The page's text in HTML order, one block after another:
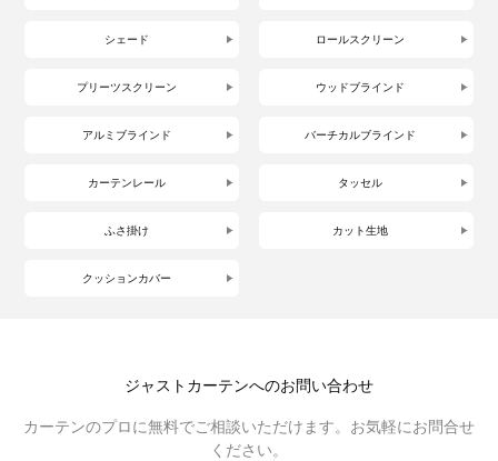
シェード ロールスクリーン
プリーツスクリーン ウッドブラインド
アルミブラインド バーチカルブラインド
カーテンレール タッセル
ふさ掛け カット生地
クッションカバー
ジャストカーテンへのお問い合わせ
カーテンのプロに無料でご相談いただけます。お気軽にお問合せ
ください。